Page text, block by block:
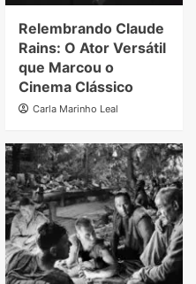
Relembrando Claude
Rains: O Ator Versátil
que Marcou o
Cinema Clássico
Carla Marinho Leal